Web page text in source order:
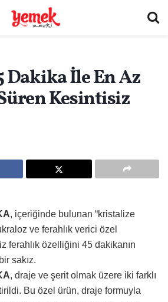
Dakika İle En Az
Kesintisiz
, içeriğinde bulunan “kristalize
ve ferahlık verici özel
ferahlık özelliğini 45 dakikanın
sakız.
, draje ve şerit olmak üzere iki farklı
Bu özel ürün, draje formuyla